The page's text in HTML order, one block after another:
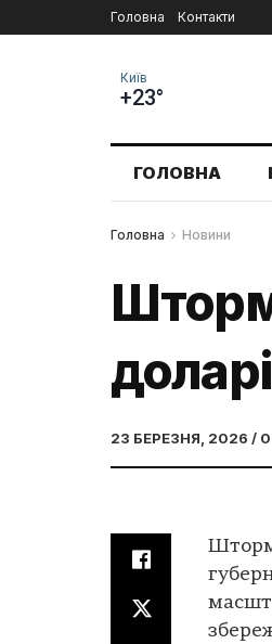
Головна Контакти
Київ
+23°
ГОЛОВНА
Головна Новини
23 БЕРЕЗНЯ, 2026 /